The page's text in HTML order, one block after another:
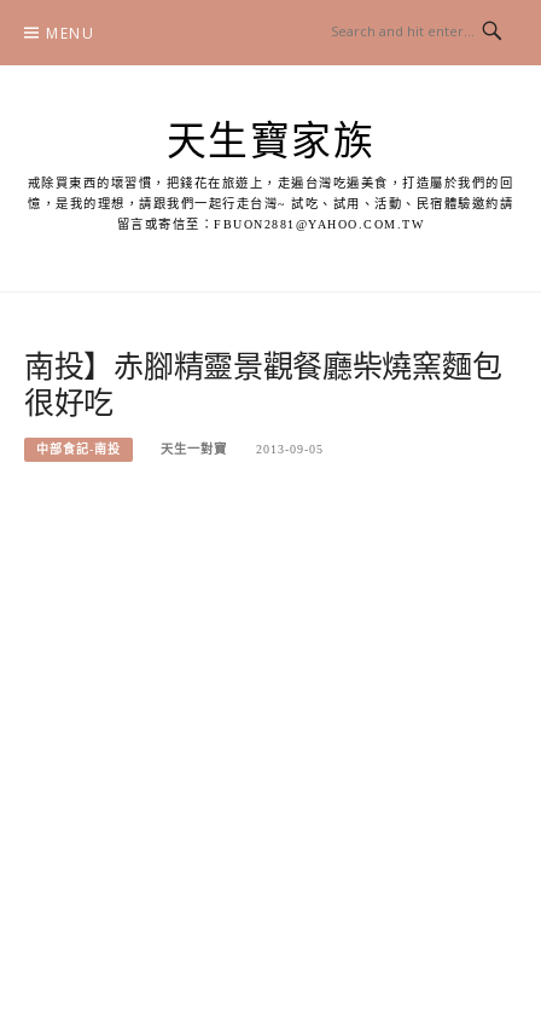
content
MENU
天生寶家族
戒除買東西的壞習慣，把錢花在旅遊上，走遍台灣吃遍美食，打造屬於我們的回
憶，是我的理想，請跟我們一起行走台灣~ 試吃、試用、活動、民宿體驗邀約請
留言或寄信至：FBUON2881@YAHOO.COM.TW
南投】赤腳精靈景觀餐廳柴燒窯麵包
很好吃
中部食記-南投 天生一對寶 2013-09-05